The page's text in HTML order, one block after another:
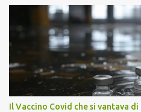
pandemia. Un interrogativo che
ancora il coraggio di pensare con
anti-Covid, un pro-farmaco, con
sviluppato in tempi record, con
larga scala, ancora oggetto di
internazionale serve solo una
anche a persone sane, giovani,
Il Vaccino Covid che si vantava